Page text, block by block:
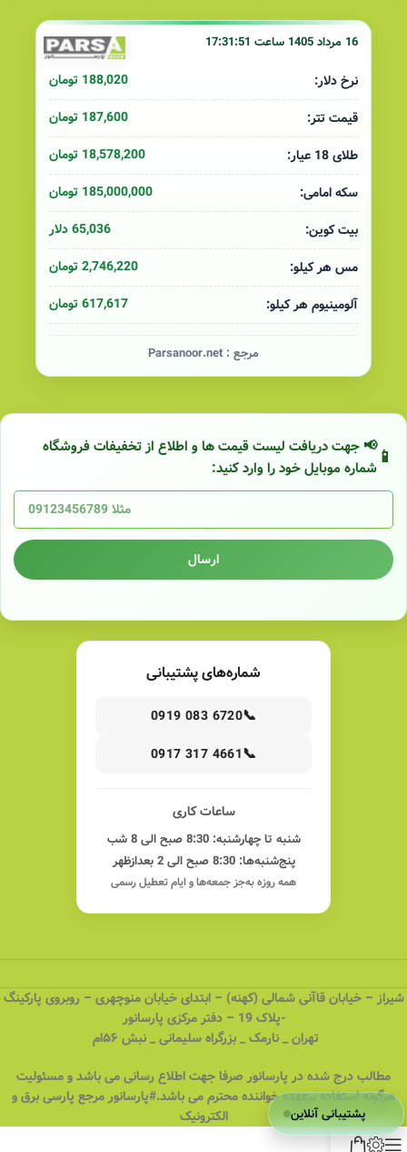
16 مرداد 1405 ساعت 17:31:51
نرخ دلار:
188,020 تومان
قیمت تتر:
187,600 تومان
طلای 18 عیار:
18,578,200 تومان
سکه امامی:
185,000,000 تومان
بیت کوین:
65,036 دلار
مس هر کیلو:
2,746,220 تومان
آلومینیوم هر کیلو:
617,617 تومان
مرجع : Parsanoor.net
📢 جهت دریافت لیست قیمت ها و اطلاع از تخفیفات فروشگاه
شماره موبایل خود را وارد کنید:
ارسال
شماره‌های پشتیبانی
📞
0919 083 6720
📞
0917 317 4661
ساعات کاری
شنبه تا چهارشنبه: 8:30 صبح الی 8 شب
پنج‌شنبه‌ها: 8:30 صبح الی 2 بعدازظهر
همه روزه به‌جز جمعه‌ها و ایام تعطیل رسمی
شیراز – خیابان قاآنی شمالی (کهنه) – ابتدای خیابان منوچهری – روبروی پارکینگ
-پلاک 19 – دفتر مرکزی پارسانور
تهران _ نارمک _ بزرگراه سلیمانی _ نبش ۵۶ام
مطالب درج شده در پارسانور صرفا جهت اطلاع رسانی می باشد و مسئولیت
هرگونه استفاده برعهده خواننده محترم می باشد.#پارسانور مرجع پارسی برق و
الکترونیک
پشتیبانی آنلاین